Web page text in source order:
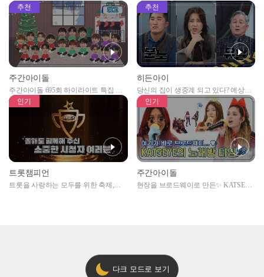
추천
주간아이돌
주간아이돌 695회 하이라이트 특집 남
자아이돌편 예고
추천
히든아이
당신의 집이 생중계 되고 있다? 예상치
못한 곳에서 일어나는 불법촬영 범죄!
인기
트롯챔피언
트롯을 사랑하는 모두를 위한 축제,
인기
주간아이돌
현장을 브로드웨이로 만든✨ KATSEYE
다크 모드로 보기